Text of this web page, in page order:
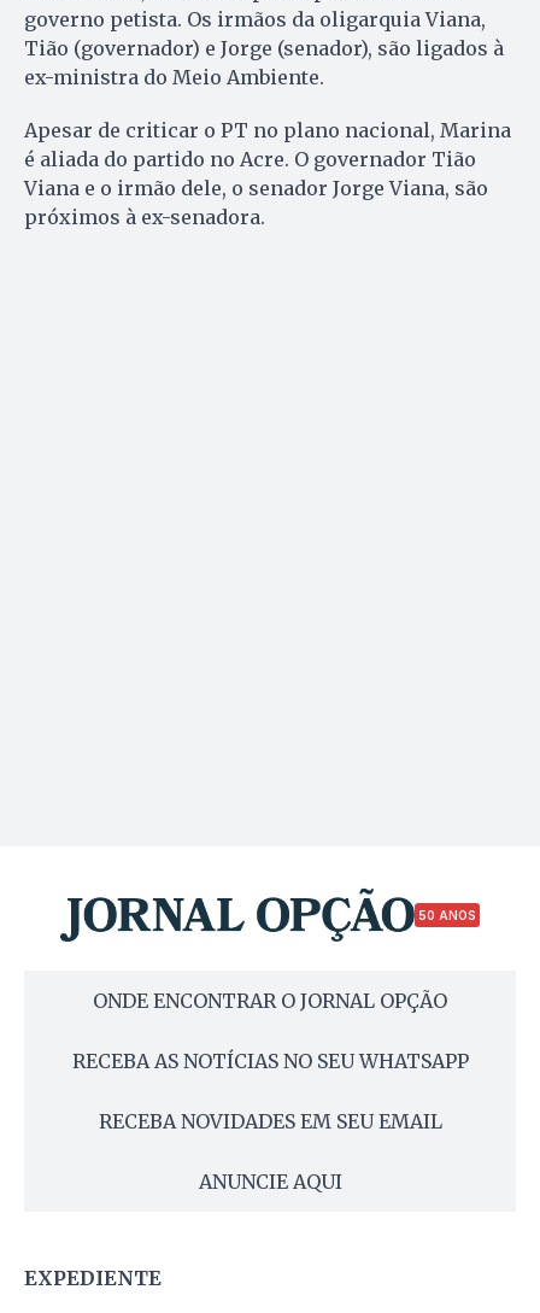
governo petista. Os irmãos da oligarquia Viana,
Tião (governador) e Jorge (senador), são ligados à
ex-ministra do Meio Ambiente.
Apesar de criticar o PT no plano nacional, Marina
é aliada do partido no Acre. O governador Tião
Viana e o irmão dele, o senador Jorge Viana, são
próximos à ex-senadora.
50 ANOS
ONDE ENCONTRAR O JORNAL OPÇÃO
RECEBA AS NOTÍCIAS NO SEU WHATSAPP
RECEBA NOVIDADES EM SEU EMAIL
ANUNCIE AQUI
EXPEDIENTE